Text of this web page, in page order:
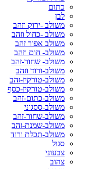
כתום
לבן
משולב -ירוק וזהב
משולב -כחול וזהב
משולב אפור זהב
משולב- חום וזהב
משולב- שחור-זהב
משולב-ורוד וזהב
משולב-טורקיז-זהב
משולב-טורקיז-כסף
משולב-כתום-זהב
משולב-ססגוני
משולב-שחור-זהב
משולב-שמנת-זהב
משולב-תכלת ורוד
סגול
צבעוני
צהוב